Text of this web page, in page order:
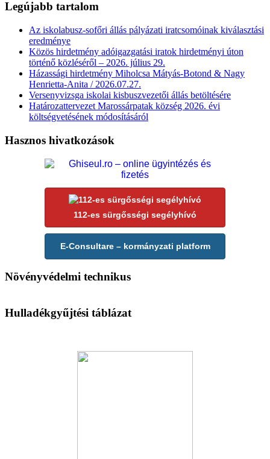
Legújabb tartalom
Az iskolabusz-sofőri állás pályázati iratcsomóinak kiválasztási
eredménye
Közös hirdetmény adóigazgatási iratok hirdetményi úton
történő közléséről – 2026. július 29.
Házassági hirdetmény Miholcsa Mátyás-Botond & Nagy
Henrietta-Anita / 2026.07.27.
Versenyvizsga iskolai kisbuszvezetői állás betöltésére
Határozattervezet Marossárpatak község 2026. évi
költségvetésének módosításáról
Hasznos hivatkozások
112-es sürgősségi segélyhívó
E-Consultare – kormányzati platform
Növényvédelmi technikus
Hulladékgyűjtési táblázat